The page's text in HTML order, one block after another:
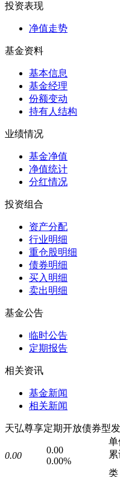
投资表现
净值走势
基金资料
基本信息
基金经理
份额变动
持有人结构
业绩情况
基金净值
净值统计
分红情况
投资组合
资产分配
行业明细
重仓股明细
债券明细
买入明细
卖出明细
基金公告
临时公告
定期报告
相关资讯
基金新闻
相关新闻
天弘尊享定期开放债券型
0.00
0.00
0.00%
单
累
类